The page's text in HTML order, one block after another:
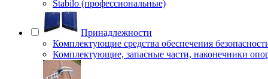
Stabilo (профессиональные)
Принадлежности
Комплектующие средства обеспечения
Комплектующие, запасные части, наконечники